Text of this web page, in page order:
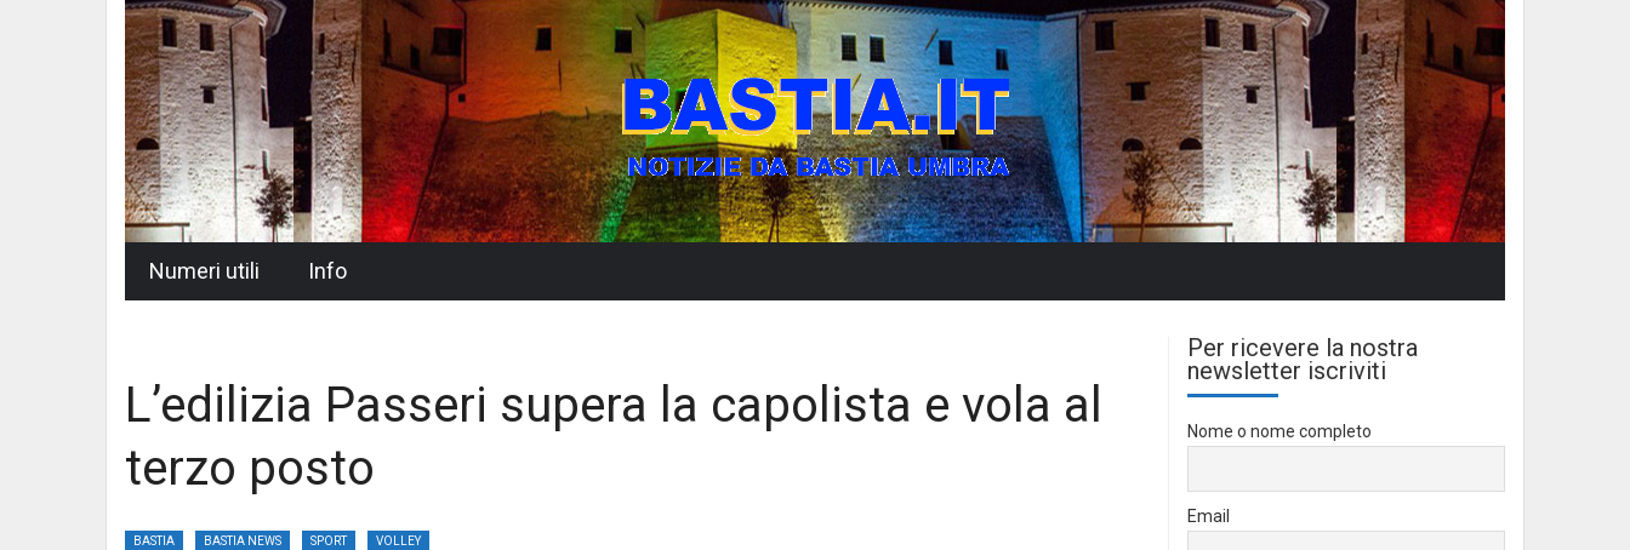
Numeri utili Info
L’edilizia Passeri supera la capolista e vola al
terzo posto
BASTIA BASTIA NEWS SPORT VOLLEY
Per ricevere la nostra
newsletter iscriviti
Nome o nome completo
Email